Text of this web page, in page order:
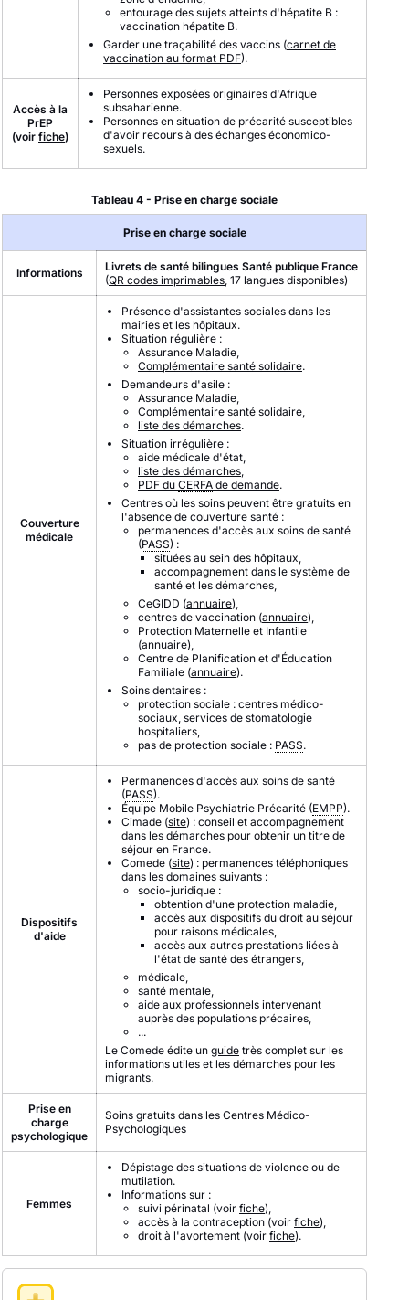
entourage des sujets atteints d'hépatite B :
vaccination hépatite B.
Garder une traçabilité des vaccins (carnet de
vaccination au format PDF).
Accès à la
PrEP
(voir fiche)
Personnes exposées originaires d'Afrique
subsaharienne.
Personnes en situation de précarité susceptibles
d'avoir recours à des échanges économico-
sexuels.
Tableau 4 - Prise en charge sociale
Prise en charge sociale
Informations
Livrets de santé bilingues Santé publique France
(QR codes imprimables, 17 langues disponibles)
Couverture
médicale
Présence d'assistantes sociales dans les
mairies et les hôpitaux.
Situation régulière :
Assurance Maladie,
Complémentaire santé solidaire.
Demandeurs d'asile :
Assurance Maladie,
Complémentaire santé solidaire,
liste des démarches.
Situation irrégulière :
aide médicale d'état,
liste des démarches,
PDF du CERFA de demande.
Centres où les soins peuvent être gratuits en
l'absence de couverture santé :
permanences d'accès aux soins de santé
(PASS) :
situées au sein des hôpitaux,
accompagnement dans le système de
santé et les démarches,
CeGIDD (annuaire),
centres de vaccination (annuaire),
Protection Maternelle et Infantile
(annuaire),
Centre de Planification et d'Éducation
Familiale (annuaire).
Soins dentaires :
protection sociale : centres médico-
sociaux, services de stomatologie
hospitaliers,
pas de protection sociale : PASS.
Dispositifs
d'aide
Permanences d'accès aux soins de santé
(PASS).
Équipe Mobile Psychiatrie Précarité (EMPP).
Cimade (site) : conseil et accompagnement
dans les démarches pour obtenir un titre de
séjour en France.
Comede (site) : permanences téléphoniques
dans les domaines suivants :
socio-juridique :
obtention d'une protection maladie,
accès aux dispositifs du droit au séjour
pour raisons médicales,
accès aux autres prestations liées à
l'état de santé des étrangers,
médicale,
santé mentale,
aide aux professionnels intervenant
auprès des populations précaires,
...
Le Comede édite un guide très complet sur les
informations utiles et les démarches pour les
migrants.
Prise en
charge
psychologique
Soins gratuits dans les Centres Médico-
Psychologiques
Femmes
Dépistage des situations de violence ou de
mutilation.
Informations sur :
suivi périnatal (voir fiche),
accès à la contraception (voir fiche),
droit à l'avortement (voir fiche).